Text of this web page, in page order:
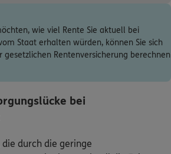
wie viel Rente Sie aktuell bei
Staat erhalten würden, können Sie sich
gesetzlichen Rentenversicherung berechnen
bei
die durch die geringe